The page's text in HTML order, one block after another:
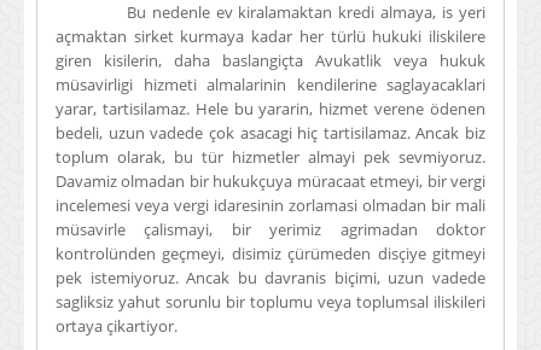
Bu nedenle ev kiralamaktan kredi almaya, is yeri
açmaktan sirket kurmaya kadar her türlü hukuki iliskilere
giren kisilerin, daha baslangiçta Avukatlik veya hukuk
müsavirligi hizmeti almalarinin kendilerine saglayacaklari
yarar, tartisilamaz. Hele bu yararin, hizmet verene ödenen
bedeli, uzun vadede çok asacagi hiç tartisilamaz. Ancak biz
toplum olarak, bu tür hizmetler almayi pek sevmiyoruz.
Davamiz olmadan bir hukukçuya müracaat etmeyi, bir vergi
incelemesi veya vergi idaresinin zorlamasi olmadan bir mali
müsavirle çalismayi, bir yerimiz agrimadan doktor
kontrolünden geçmeyi, disimiz çürümeden disçiye gitmeyi
pek istemiyoruz. Ancak bu davranis biçimi, uzun vadede
sagliksiz yahut sorunlu bir toplumu veya toplumsal iliskileri
ortaya çikartiyor.